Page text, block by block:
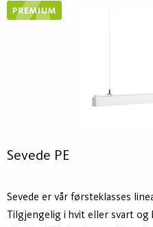
inkluderer Kvill pendel og Kvill
Sevede PE
Sevede er vår førsteklasses
Tilgjengelig i hvit eller svart